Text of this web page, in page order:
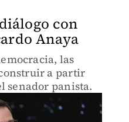
con
Anaya
las
a partir
senador panista.